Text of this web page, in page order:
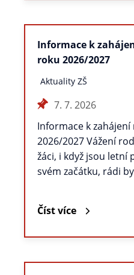
Informace k
roku 2026/2027
Aktuality ZŠ
7. 7. 2026
Informace k
2026/2027 Vážení
žáci, i když jsou letní
svém začátku, rádi
Číst více